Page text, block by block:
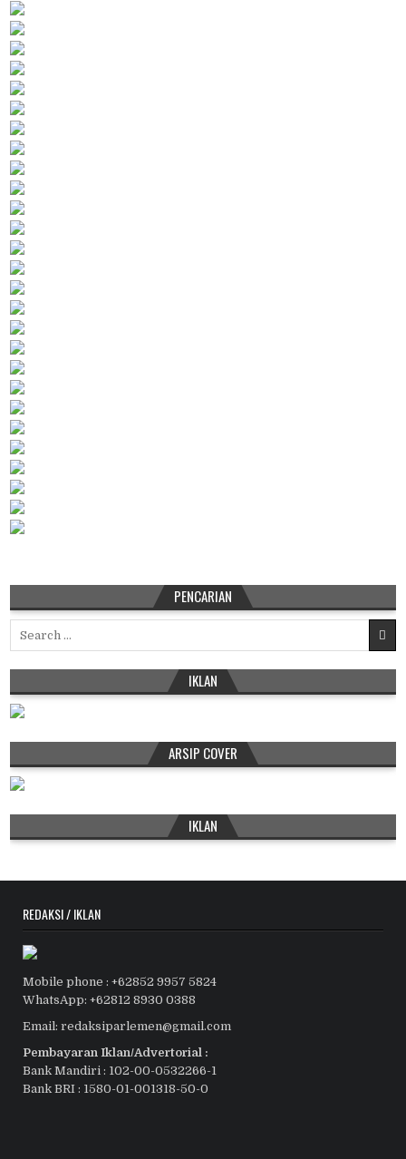
PENCARIAN
IKLAN
ARSIP COVER
IKLAN
REDAKSI / IKLAN
Mobile phone : +62852 9957 5824
WhatsApp: +62812 8930 0388
Email: redaksiparlemen@gmail.com
Pembayaran Iklan/Advertorial :
Bank Mandiri : 102-00-0532266-1
Bank BRI : 1580-01-001318-50-0